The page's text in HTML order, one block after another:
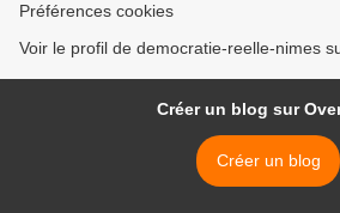
Préférences cookies
Voir le profil de democratie-reelle-nimes
Créer un blog sur
Créer un blog